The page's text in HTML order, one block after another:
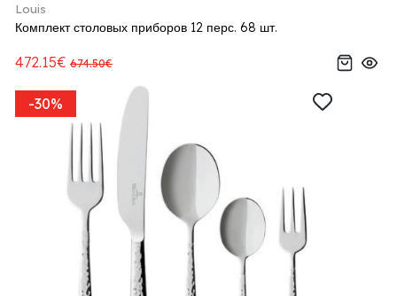
Louis
Комплект столовых приборов 12 перс. 68 шт.
472.15€ 674.50€
-30%